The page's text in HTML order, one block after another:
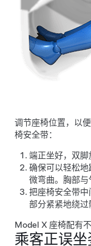
调节座椅位置，以
椅安全带：
端正坐好，双脚
确保可以轻松地
微弯曲。胸部
把座椅安全带
部分紧紧地绕过
Model X 座椅配有
乘客正误坐